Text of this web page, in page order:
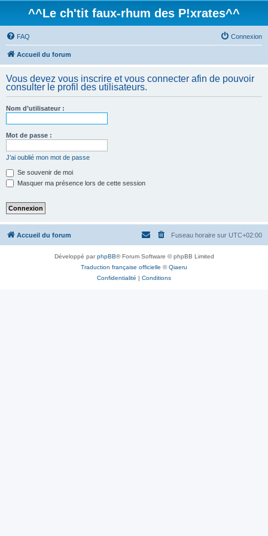
^^Le ch'tit faux-rhum des P!xrates^^
FAQ Connexion
Accueil du forum
Vous devez vous inscrire et vous connecter afin de pouvoir
consulter le profil des utilisateurs.
Nom d’utilisateur :
Mot de passe :
J’ai oublié mon mot de passe
Se souvenir de moi
Masquer ma présence lors de cette session
Accueil du forum Fuseau horaire sur UTC+02:00
Développé parphpBB® Forum Software © phpBB Limited
Traduction française officielle ©Qiaeru
Confidentialité | Conditions